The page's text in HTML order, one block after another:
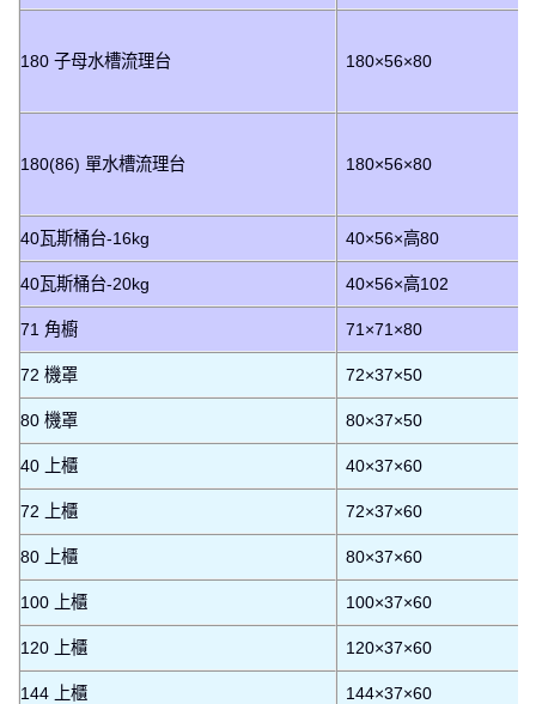
180 子母水槽流理台 180×56×80
180(86) 單水槽流理台 180×56×80
40瓦斯桶台-16kg 40×56×高80
40瓦斯桶台-20kg 40×56×高102
71 角櫥 71×71×80
72 機罩 72×37×50
80 機罩 80×37×50
40 上櫃 40×37×60
72 上櫃 72×37×60
80 上櫃 80×37×60
100 上櫃 100×37×60
120 上櫃 120×37×60
144 上櫃 144×37×60